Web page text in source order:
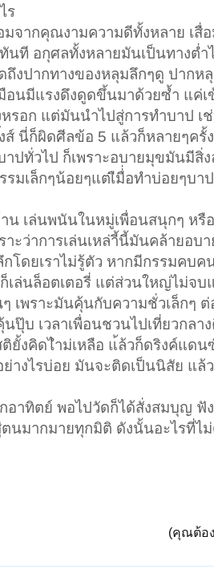
ร
มจากคุณงามความดีทั้งหลาย เสื่
นที อกุศลทั้งหลายมันเป็นทางต่
ถึงปากทางของหลุมลึกๆดู ปาก
นมีแรงดึงดูดขึ้นมาด้วยซ้ำ แค่เ
อก แต่มันนำไปสู่การทำบาป เช่
ส์ นี่ก็ผิดศีลข้อ 5 แล้วก็หลายๆค
ปทั่วไป ก็เพราะอบายมุขมันมีสิ่ง
มเล็กๆน้อยๆแต่เืมื่่อทำบ่อยๆบา
น เล่นพนันในหมู่เพื่อนสนุกๆ หรื
ะว่าการเล่นเหล่าี้นี้มันคล้ายอบ
โดยเราไม่รู้ตัว หากมีกรรมคบ
ล่นล็อตเตอรี่ แต่ส่วนใหญ่ไม่จ
เพราะมันคุ้นกับความชั่วเล็กๆ
ปุ๊บ เวลาเพื่อนชวนไปเที่ยวกล
ยั้งคิดไำม่เหลือ แ้ล้วก็ดริงค์แดน
างไรบ่อย มันจะติดเป็นนิสัย แล้
อาทิตย์ พอไปวัดก็ได้สั่งสมบุญ ฟั
มากมายทุกมิติ ดังนั้นอะไรที่ไ
(คุณต้อ